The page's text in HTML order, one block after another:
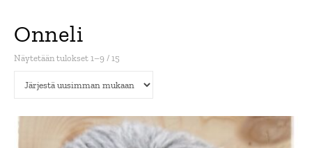
Onneli
Näytetään tulokset 1–9 / 15